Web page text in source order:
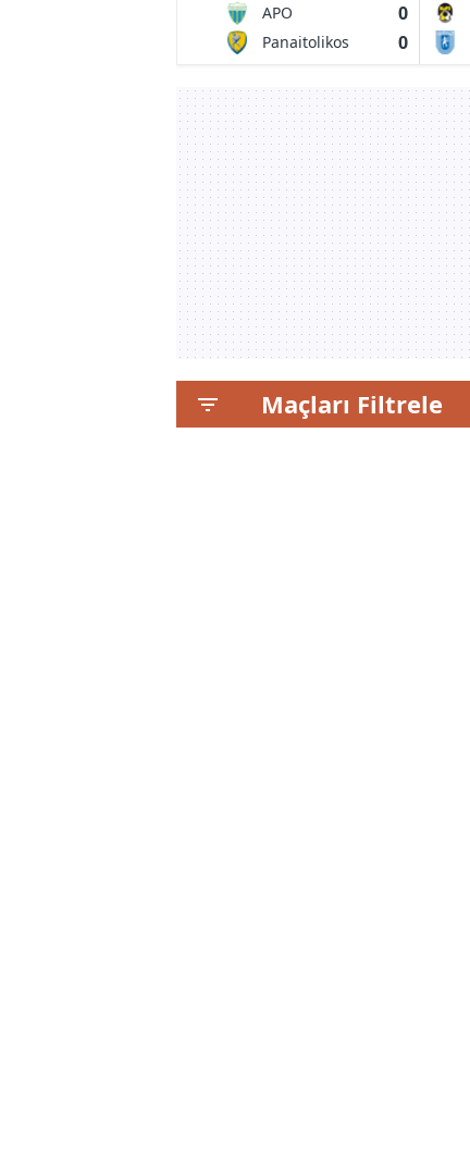
APO
Levadeiakos
0
Panaitolikos
0
Maçları Filtrele